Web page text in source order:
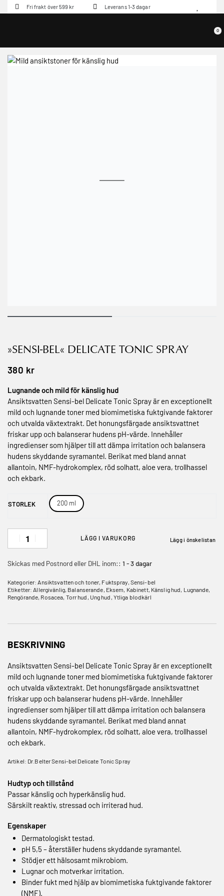
Fri frakt över 599 kr Leverans 1-3 dagar
0
»SENSI-BEL« DELICATE TONIC SPRAY
380 kr
Lugnande och mild för känslig hud
Ansiktsvatten Sensi-bel Delicate Tonic Spray är en exceptionellt
mild och lugnande toner med biomimetiska fuktgivande faktorer
och utvalda växtextrakt. Det honungs­färgade ansiktsvattnet
friskar upp och balanserar hudens pH-värde. Innehåller
ingredienser som hjälper till att dämpa irritation och balansera
hudens skyddande syra­mantel. Berikat med bland annat
allantoin, NMF-hydrokomplex, röd solhatt, aloe vera, trollhassel
och ekbark.
STORLEK 200 ml
LÄGG I VARUKORG Lägg i önskelistan
Skickas med Postnord eller DHL inom:: 1 - 3 dagar
Kategorier: Ansiktsvatten och toner Fuktspray Sensi-bel
Etiketter: Allergivänlig, Balanserande Eksem Kabinett, Känslig hud Lugnande
Rengörande Rosacea Torr hud Ung hud Ytliga blodkärl
BESKRIVNING
Ansiktsvatten Sensi-bel Delicate Tonic Spray är en exceptionellt
mild och lugnande toner med biomimetiska fuktgivande faktorer
och utvalda växtextrakt. Det honungs­färgade ansiktsvattnet
friskar upp och balanserar hudens pH-värde. Innehåller
ingredienser som hjälper till att dämpa irritation och balansera
hudens skyddande syra­mantel. Berikat med bland annat
allantoin, NMF-hydrokomplex, röd solhatt, aloe vera, trollhassel
och ekbark.
Artikel: Dr.Belter Sensi-bel Delicate Tonic Spray
Hudtyp och tillstånd
Passar känslig och hyperkänslig hud.
Särskilt reaktiv, stressad och irriterad hud.
Egenskaper
Dermatologiskt testad.
pH 5,5 – återställer hudens skyddande syra­mantel.
Stödjer ett hälsosamt mikrobiom.
Lugnar och motverkar irritation.
Binder fukt med hjälp av biomimetiska fuktgivande faktorer
(NMF).